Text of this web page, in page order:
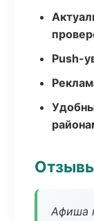
Push-
Афиша